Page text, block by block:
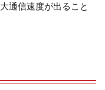
通信速度が出ること